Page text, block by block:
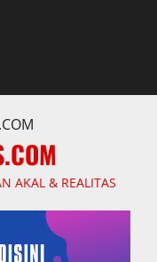
AKAL & REALITAS